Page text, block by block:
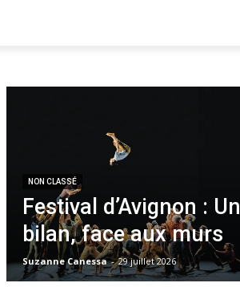
NON CLASSÉ
Festival d’Avignon : Un
bilan, face aux murs
Suzanne Canessa - 29 juillet 2026